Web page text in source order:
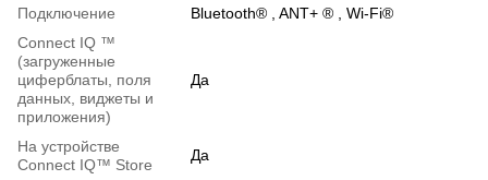
Подключение
Bluetooth® , ANT+ ® , Wi-Fi®
Connect IQ ™
(загруженные
циферблаты, поля
данных, виджеты и
приложения)
Да
На устройстве
Connect IQ™ Store
Да